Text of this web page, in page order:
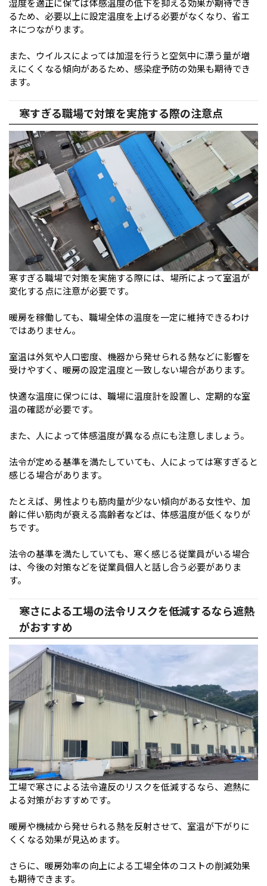
湿度を適正に保てば体感温度の低下を抑える効果が期待でき
るため、必要以上に設定温度を上げる必要がなくなり、省エ
ネにつながります。
また、ウイルスによっては加湿を行うと空気中に漂う量が増
えにくくなる傾向があるため、感染症予防の効果も期待でき
ます。
寒すぎる職場で対策を実施する際の注意点
寒すぎる職場で対策を実施する際には、場所によって室温が
変化する点に注意が必要です。
暖房を稼働しても、職場全体の温度を一定に維持できるわけ
ではありません。
室温は外気や人口密度、機器から発せられる熱などに影響を
受けやすく、暖房の設定温度と一致しない場合があります。
快適な温度に保つには、職場に温度計を設置し、定期的な室
温の確認が必要です。
また、人によって体感温度が異なる点にも注意しましょう。
法令が定める基準を満たしていても、人によっては寒すぎると
感じる場合があります。
たとえば、男性よりも筋肉量が少ない傾向がある女性や、加
齢に伴い筋肉が衰える高齢者などは、体感温度が低くなりが
ちです。
法令の基準を満たしていても、寒く感じる従業員がいる場合
は、今後の対策などを従業員個人と話し合う必要がありま
す。
寒さによる工場の法令リスクを低減するなら遮熱
がおすすめ
工場で寒さによる法令違反のリスクを低減するなら、遮熱に
よる対策がおすすめです。
暖房や機械から発せられる熱を反射させて、室温が下がりに
くくなる効果が見込めます。
さらに、暖房効率の向上による工場全体のコストの削減効果
も期待できます。